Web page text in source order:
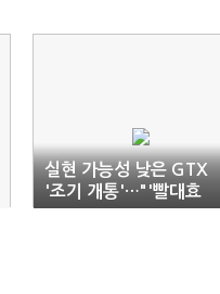
실현 가능성 낮은 GTX
'조기 개통'…"'빨대효
과' 양극화만 초래할 수